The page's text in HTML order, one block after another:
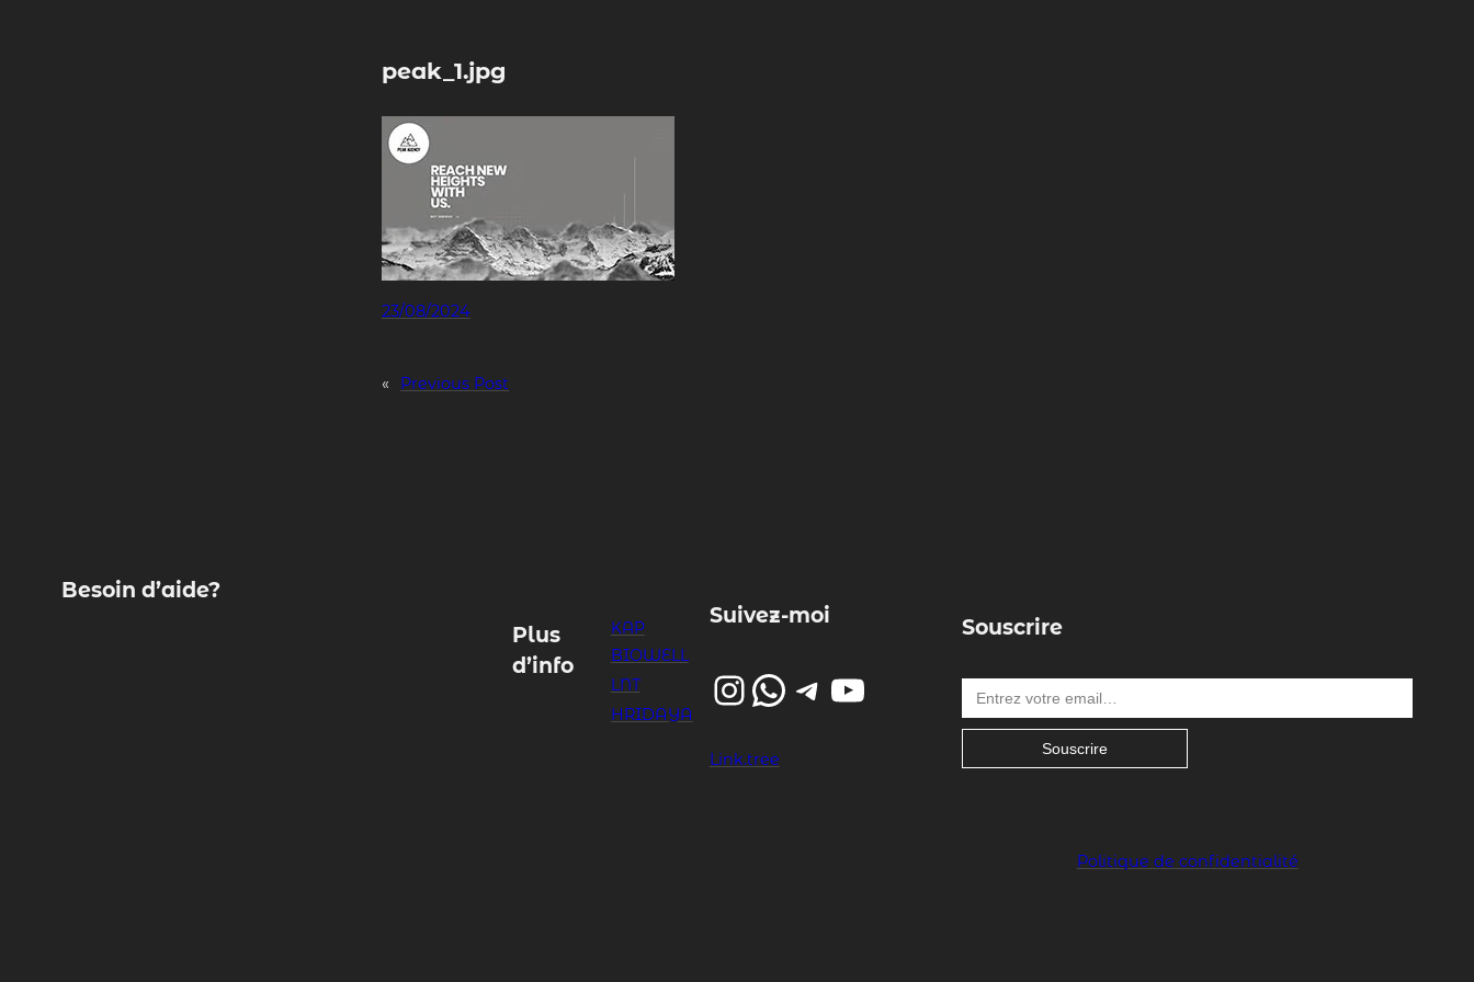
peak_1.jpg
23/08/2024
« Previous Post
Besoin d’aide?
Plus
d’info
KAP
BIOWELL
LNT
HRIDAYA
Suivez-moi
InstagramWhatsApp Telegram YouTube
Link.tree
Souscrire
Entrez votre email…
Souscrire
Politique de confidentialité